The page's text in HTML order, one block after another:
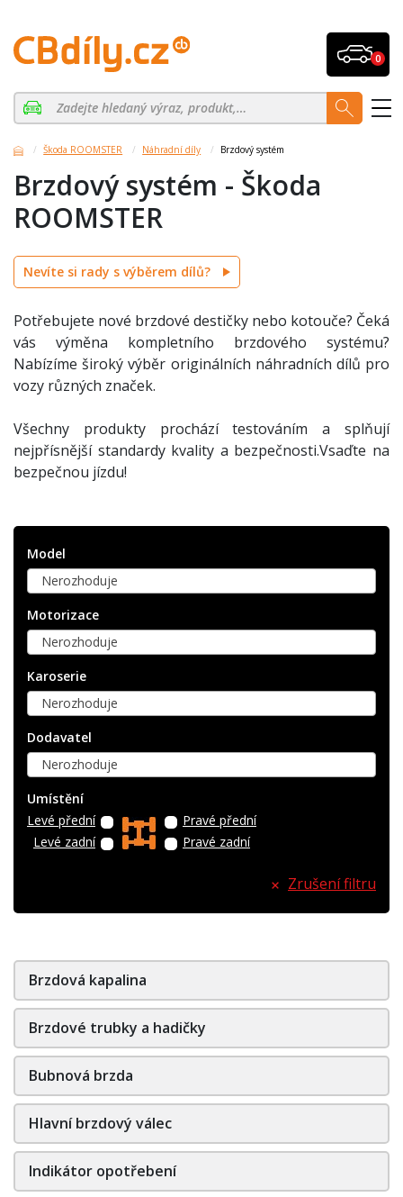
0
Škoda ROOMSTER Náhradní díly Brzdový systém
Brzdový systém - Škoda
ROOMSTER
Nevíte si rady s výběrem dílů?
Potřebujete nové brzdové destičky nebo kotouče? Čeká
vás výměna kompletního brzdového systému?
Nabízíme široký výběr originálních náhradních dílů pro
vozy různých značek.
Všechny produkty prochází testováním a splňují
nejpřísnější standardy kvality a bezpečnosti.Vsaďte na
bezpečnou jízdu!
Model
Nerozhoduje
Motorizace
Nerozhoduje
Karoserie
Nerozhoduje
Dodavatel
Nerozhoduje
Umístění
Levé přední
Levé zadní
Pravé přední
Pravé zadní
Zrušení filtru
Brzdová kapalina
Brzdové trubky a hadičky
Bubnová brzda
Hlavní brzdový válec
Indikátor opotřebení